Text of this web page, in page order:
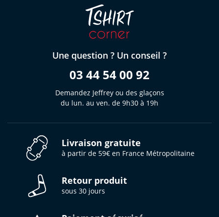
Une question ? Un conseil ?
03 44 54 00 92
Demandez Jeffrey ou des glaçons
du lun. au ven. de 9h30 à 19h
Livraison gratuite
à partir de 59€ en France Métropolitaine
Retour produit
sous 30 jours